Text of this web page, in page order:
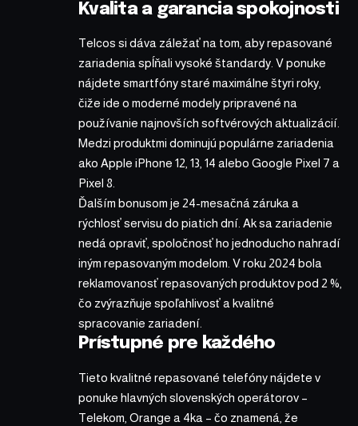
Kvalita a garancia spokojnosti
Telcos si dáva záležať na tom, aby repasované
zariadenia spĺňali vysoké štandardy. V ponuke
nájdete smartfóny staré maximálne štyri roky,
čiže ide o moderné modely pripravené na
používanie najnovších softvérových aktualizácií.
Medzi produktmi dominujú populárne zariadenia
ako Apple iPhone 12, 13, 14 alebo Google Pixel 7 a
Pixel 8.
Ďalším bonusom je 24-mesačná záruka a
rýchlosť servisu do piatich dní. Ak sa zariadenie
nedá opraviť, spoločnosť ho jednoducho nahradí
iným repasovaným modelom. V roku 2024 bola
reklamovanosť repasovaných produktov pod 2 %,
čo zvýrazňuje spoľahlivosť a kvalitné
spracovanie zariadení.
Prístupné pre každého
Tieto kvalitné repasované telefóny nájdete v
ponuke hlavných slovenských operátorov –
Telekom, Orange a 4ka – čo znamená, že